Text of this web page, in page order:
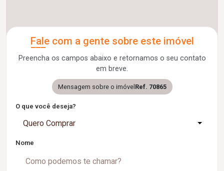
Fale com a gente sobre este imóvel
Preencha os campos abaixo e retornamos o seu contato
em breve.
Mensagem sobre o imóvel Ref. 70865
O que você deseja?
Quero Comprar
Nome